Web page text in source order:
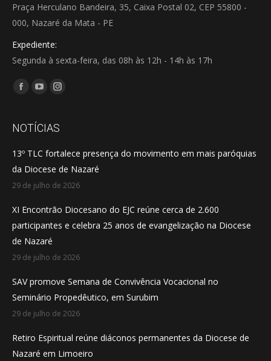
Praça Herculano Bandeira, 35, Caixa Postal 02, CEP 55800 -
000, Nazaré da Mata - PE
Expediente:
Segunda à sexta-feira, das 08h às 12h - 14h às 17h
Encontre-nos em:
Facebook
opens
new
window
YouTube
opens
new
window
Instagram
opens
new
window
NOTÍCIAS
13º TLC fortalece presença do movimento em mais paróquias
da Diocese de Nazaré
29 de julho de 2026
XI Encontrão Diocesano do EJC reúne cerca de 2.600
participantes e celebra 25 anos de evangelização na Diocese
de Nazaré
29 de julho de 2026
SAV promove Semana de Convivência Vocacional no
Seminário Propedêutico, em Surubim
29 de julho de 2026
Retiro Espiritual reúne diáconos permanentes da Diocese de
Nazaré em Limoeiro